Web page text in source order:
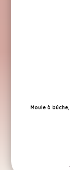
Moule à